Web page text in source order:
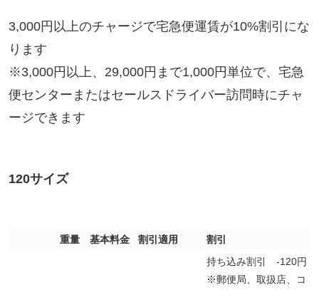
3,000円以上のチャージで宅急便運賃が10%割引にな
ります
※3,000円以上、29,000円まで1,000円単位で、宅急
便センターまたはセールスドライバー訪問時にチャ
ージできます
120サイズ
重量 基本料金 割引適用 割引
持ち込み割引 -120円
※郵便局、取扱店、コ